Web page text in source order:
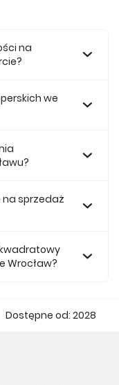
na
we
na sprzedaż
Wrocław?
Dostępne od: 2028